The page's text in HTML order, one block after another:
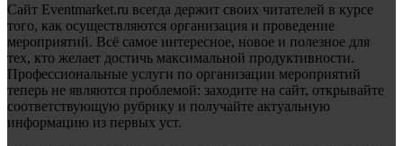
Сайт Eventmarket.ru всегда держит своих читателей в курсе
того, как осуществляются организация и проведение
мероприятий. Всё самое интересное, новое и полезное для
тех, кто желает достичь максимальной продуктивности.
Профессиональные услуги по организации мероприятий
теперь не являются проблемой: заходите на сайт, открывайте
соответствующую рубрику и получайте актуальную
информацию из первых уст.